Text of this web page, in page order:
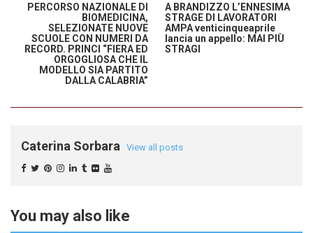
PERCORSO NAZIONALE DI
BIOMEDICINA,
SELEZIONATE NUOVE
SCUOLE CON NUMERI DA
RECORD. PRINCI “FIERA ED
ORGOGLIOSA CHE IL
MODELLO SIA PARTITO
DALLA CALABRIA”
A BRANDIZZO L’ENNESIMA
STRAGE DI LAVORATORI
AMPA venticinqueaprile
lancia un appello: MAI PIÙ
STRAGI
Caterina Sorbara View all posts
You may also like